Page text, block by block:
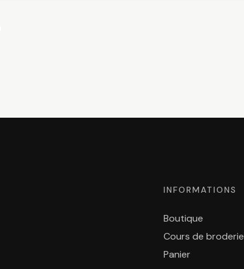
INFORMATIONS
Boutique
Cours de broderie
Panier